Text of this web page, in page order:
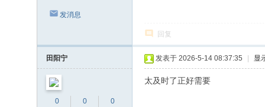
发消息
回复
田阳宁
0
0
0
发表于 2026-5-14 08:37:35 显
太及时了正好需要